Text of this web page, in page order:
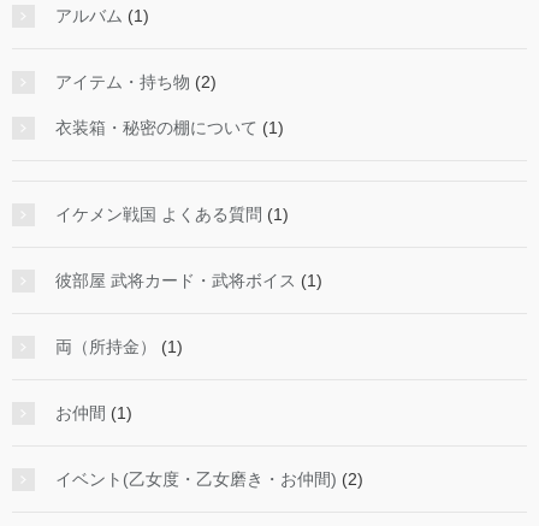
アルバム (1)
アイテム・持ち物 (2)
衣装箱・秘密の棚について (1)
イケメン戦国 よくある質問 (1)
彼部屋 武将カード・武将ボイス (1)
両（所持金） (1)
お仲間 (1)
イベント(乙女度・乙女磨き・お仲間) (2)